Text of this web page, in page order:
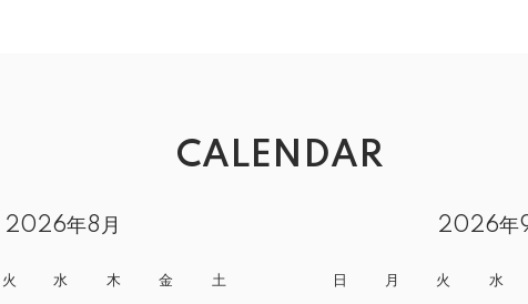
CALENDAR
2026年8月
火 水 木 金 土
2026年
日 月 火 水